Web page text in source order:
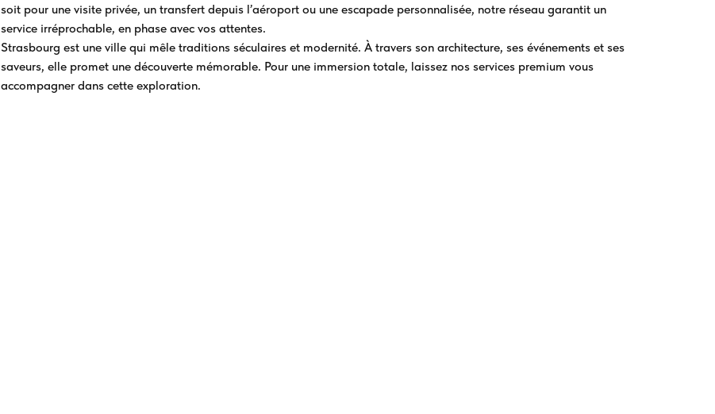
soit pour une visite privée, un transfert depuis l’aéroport ou une escapade personnalisée, notre réseau garantit un
service irréprochable, en phase avec vos attentes.
Strasbourg est une ville qui mêle traditions séculaires et modernité. À travers son architecture, ses événements et ses
saveurs, elle promet une découverte mémorable. Pour une immersion totale, laissez nos services premium vous
accompagner dans cette exploration.